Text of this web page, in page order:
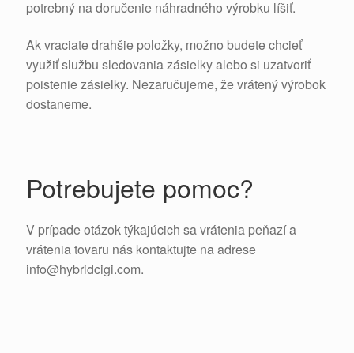
potrebný na doručenie náhradného výrobku líšiť.
Ak vraciate drahšie položky, možno budete chcieť
využiť službu sledovania zásielky alebo si uzatvoriť
poistenie zásielky. Nezaručujeme, že vrátený výrobok
dostaneme.
Potrebujete pomoc?
V prípade otázok týkajúcich sa vrátenia peňazí a
vrátenia tovaru nás kontaktujte na adrese
info@hybridcigi.com.